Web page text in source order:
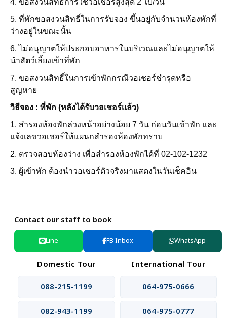
4. ขอสงวนสิทธิ์การใช้วอเชอร์สูงสุด 2 ใบ/วัน
5. ที่พักขอสงวนสิทธิ์ในการรับจอง ขึ้นอยู่กับจำนวนห้องพักที่
ว่างอยู่ในขณะนั้น
6.ไม่อนุญาตให้ประกอบอาหารในบริเวณและไม่อนุญาตให้
นำสัตว์เลี้ยงเข้าที่พัก
7. ขอสงวนสิทธิ์ในการเข้าพักกรณีวอเชอร์ชำรุดหรือ
สูญหาย
วิธีจอง : ที่พัก (หลังได้รับวอเชอร์เเล้ว)
1. สำรองห้องพักล่วงหน้าอย่างน้อย 7 วัน ก่อนวันเข้าพัก และ
แจ้งเลขวอเชอร์ให้แผนกสำรองห้องพักทราบ
2. ตรวจสอบห้องว่าง เพื่อสำรองห้องพักได้ที่ 02-102-1232
3. ผู้เข้าพัก ต้องนำวอเชอร์ตัวจริงมาแสดงในวันเช็คอิน
Contact our staff to book
Line FB Inbox WhatsApp
Domestic Tour
International Tour
088-215-1199
064-975-0666
082-943-1199 064-975-0777